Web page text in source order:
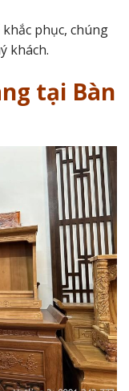
phục, chúng
khách.
tại Bàn